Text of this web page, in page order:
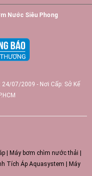
Nước Siêu Phong
24/07/2009 - Nơi Cấp: Sở Kế
Máy bơm chìm nước thải
Tích Áp Aquasystem
Máy